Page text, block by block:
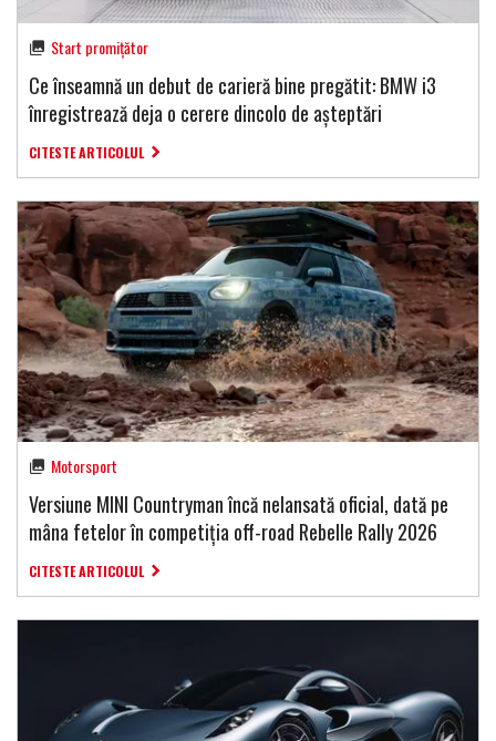
Start promițător
Ce înseamnă un debut de carieră bine pregătit: BMW i3
înregistrează deja o cerere dincolo de așteptări
CITESTE ARTICOLUL
Motorsport
Versiune MINI Countryman încă nelansată oficial, dată pe
mâna fetelor în competiția off-road Rebelle Rally 2026
CITESTE ARTICOLUL